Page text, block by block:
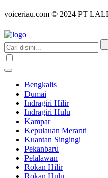
voiceriau.com © 2024 PT
Bengkalis
Dumai
Indragiri Hilir
Indragiri Hulu
Kampar
Kepulauan Meranti
Kuantan Singingi
Pekanbaru
Pelalawan
Rokan Hilir
Rokan Hulu